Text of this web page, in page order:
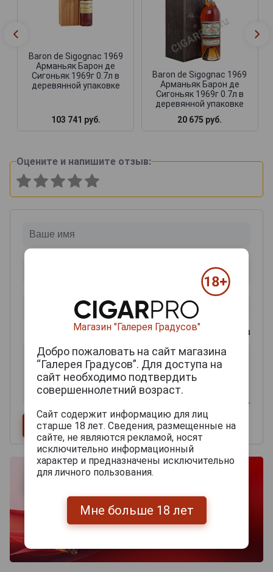
Baron de Sigognac 1969
Арманьяк Барон де
Сигоньяк 1969г 0.7л в
деревянной упаковке
103 741 руб.
Baron de Sigognac 1969
Арманьяк Барон де
Сигоньяк 1969г 0.7л в
деревянной упаковке
20 675 руб.
Оцените и напишите отзыв:
0из 2000 знаков
Магазин "Галерея Градусов"
Добро пожаловать на сайт магазина
“Галерея Градусов”. Для доступа на
сайт необходимо подтвердить
совершеннолетний возраст.
Сайт содержит информацию для лиц
старше 18 лет. Сведения, размещенные на
сайте, не являются рекламой, носят
исключительно информационный
характер и предназначены исключительно
для личного пользования.
Мне больше 18 лет